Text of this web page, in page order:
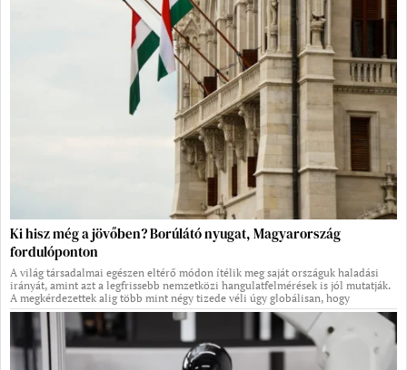
Ki hisz még a jövőben? Borúlátó nyugat, Magyarország
fordulóponton
A világ társadalmai egészen eltérő módon ítélik meg saját országuk haladási
irányát, amint azt a legfrissebb nemzetközi hangulatfelmérések is jól mutatják.
A megkérdezettek alig több mint négy tizede véli úgy globálisan, hogy